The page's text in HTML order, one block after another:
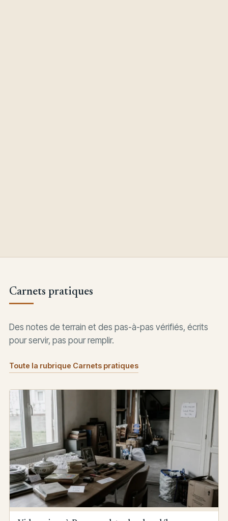
Carnets pratiques
Des notes de terrain et des pas-à-pas vérifiés, écrits
pour servir, pas pour remplir.
Toute la rubrique Carnets pratiques